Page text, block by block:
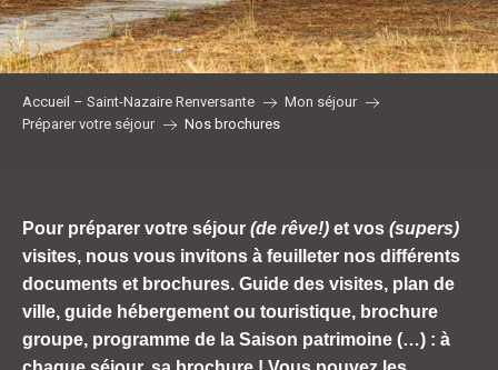
Accueil – Saint-Nazaire Renversante
Mon séjour
Préparer votre séjour
Nos brochures
Pour préparer votre séjour (de rêve!) et vos (supers)
visites, nous vous invitons à feuilleter nos différents
documents et brochures. Guide des visites, plan de
ville, guide hébergement ou touristique, brochure
groupe, programme de la Saison patrimoine (…) : à